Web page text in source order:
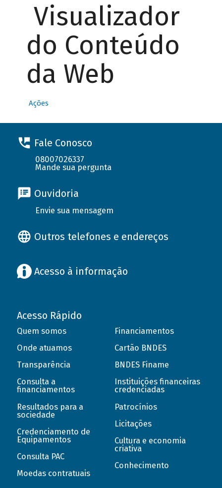
Visualizador
do Conteúdo
da Web
Ações
Fale Conosco
08007026337
Mande sua pergunta
Ouvidoria
Envie sua mensagem
Outros telefones e endereços
Acesso à informação
Acesso Rápido
Quem somos
Onde atuamos
Transparência
Consulta a
financiamentos
Resultados para a
sociedade
Credenciamento de
Equipamentos
Consulta PAC
Moedas contratuais
Financiamentos
Cartão BNDES
BNDES Finame
Instituições financeiras
credenciadas
Patrocínios
Licitações
Cultura e economia
criativa
Conhecimento